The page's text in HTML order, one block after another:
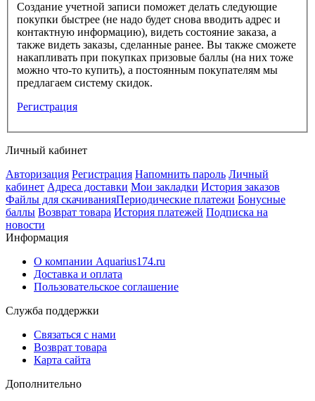
Создание учетной записи поможет делать следующие
покупки быстрее (не надо будет снова вводить адрес и
контактную информацию), видеть состояние заказа, а
также видеть заказы, сделанные ранее. Вы также сможете
накапливать при покупках призовые баллы (на них тоже
можно что-то купить), а постоянным покупателям мы
предлагаем систему скидок.
Регистрация
Личный кабинет
Авторизация Регистрация Напомнить пароль Личный
кабинет Адреса доставки Мои закладки История заказов
Файлы для скачиванияПериодические платежи Бонусные
баллы Возврат товара История платежей Подписка на
новости
Информация
О компании Aquarius174.ru
Доставка и оплата
Пользовательское соглашение
Служба поддержки
Связаться с нами
Возврат товара
Карта сайта
Дополнительно